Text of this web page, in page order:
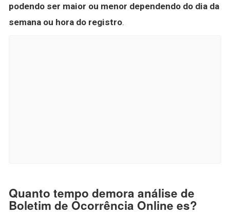
podendo ser maior ou menor dependendo do dia da
semana ou hora do registro.
Quanto tempo demora análise de
Boletim de Ocorrência Online es?